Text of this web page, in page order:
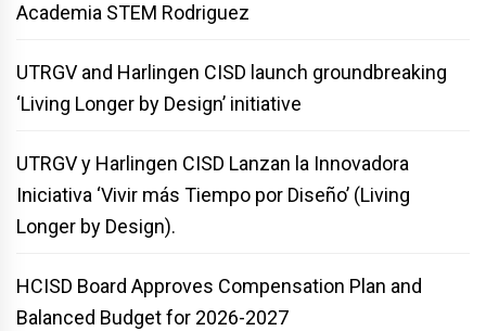
Academia STEM Rodriguez
UTRGV and Harlingen CISD launch groundbreaking
‘Living Longer by Design’ initiative
UTRGV y Harlingen CISD Lanzan la Innovadora
Iniciativa ‘Vivir más Tiempo por Diseño’ (Living
Longer by Design).
HCISD Board Approves Compensation Plan and
Balanced Budget for 2026-2027